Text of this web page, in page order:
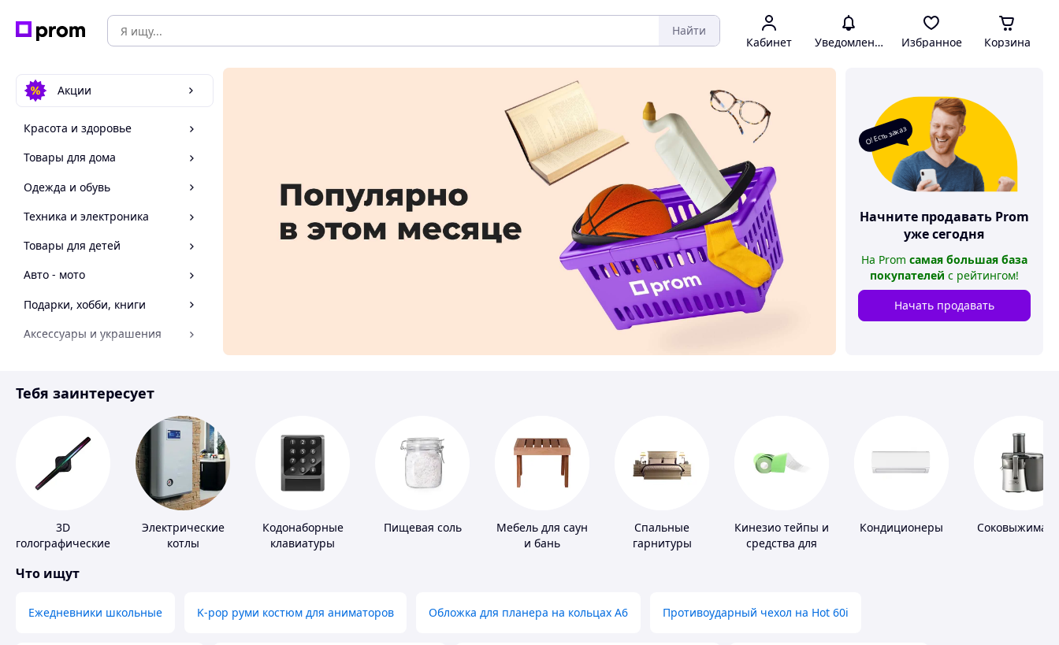
Найти
Кабинет Уведомления Избранное Корзина
Акции
Красота и здоровье
Товары для дома
Одежда и обувь
Техника и электроника
Товары для детей
Авто - мото
Подарки, хобби, книги
Аксессуары и украшения
Спорт и отдых
О! Есть заказ
Начните продавать Prom
уже сегодня
На Prom самая большая база
покупателей с рейтингом!
Начать продавать
Тебя заинтересует
3D
голографические
Электрические
котлы
Кодонаборные
клавиатуры
Пищевая соль
Мебель для саун
и бань
Спальные
гарнитуры
Кинезио тейпы и
средства для
Кондиционеры
Что ищут
Ежедневники школьные K-pop руми костюм для аниматоров Обложка для планера на кольцах А6 Противоударный чехол на Hot 60i